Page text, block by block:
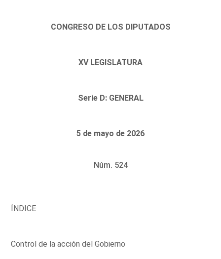
CONGRESO DE LOS DIPUTADOS
XV LEGISLATURA
Serie D: GENERAL
5 de mayo de 2026
Núm. 524
ÍNDICE
Control de la acción del Gobierno